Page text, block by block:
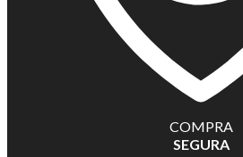
COMPRA
SEGURA